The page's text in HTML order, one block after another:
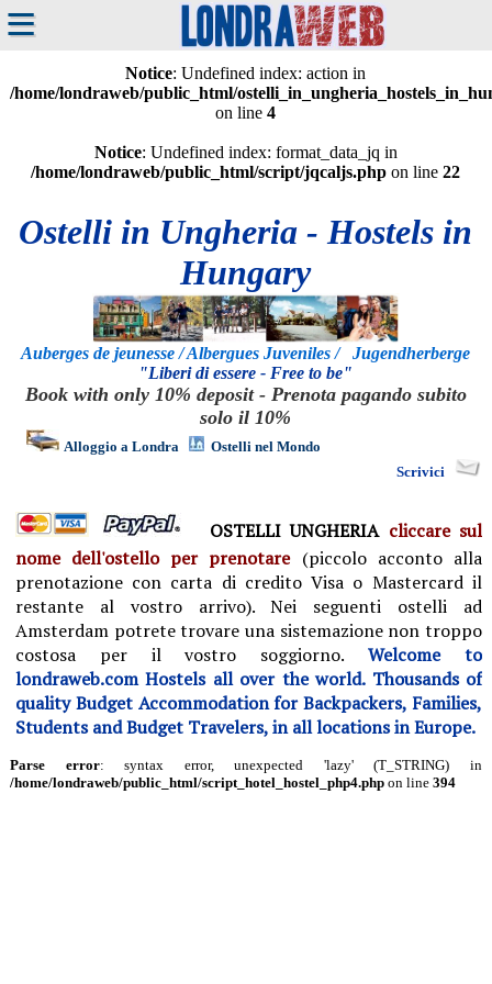
≡
Notice: Undefined index: action in
/home/londraweb/public_html/
on line4
Notice: Undefined index: format_data_jq in
/home/londraweb/public_html/script/jqcaljs.php on line22
Ostelli in Ungheria - Hostels in
Hungary
Auberges de jeunesse / Albergues Juveniles / Jugendherberge
"Liberi di essere - Free to be"
Book with only 10% deposit - Prenota pagando subito
solo il 10%
Alloggio a Londra
Ostelli nel Mondo
Scrivici
OSTELLI UNGHERIA cliccare sul
nome dell'ostello per prenotare (piccolo acconto alla
prenotazione con carta di credito Visa o Mastercard il
restante al vostro arrivo).Nei seguenti ostelli ad
Amsterdam potrete trovare una sistemazione non troppo
costosa per il vostro soggiorno.Welcome to
londraweb.com Hostels all over the world. Thousands of
quality Budget Accommodation for Backpackers, Families,
Students and Budget Travelers, in all locations in Europe.
Parse error: syntax error, unexpected 'lazy' (T_STRING) in
/home/londraweb/public_html/script_hotel_hostel_php4.phpon line 394